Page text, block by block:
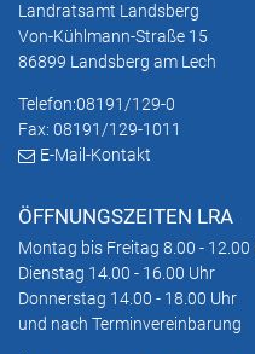
Landratsamt Landsberg
Von-Kühlmann-Straße 15
86899 Landsberg am Lech
Telefon:08191/129-0
Fax: 08191/129-1011
E-Mail-Kontakt
ÖFFNUNGSZEITEN LRA
Montag bis Freitag 8.00 - 12.00
Dienstag 14.00 - 16.00 Uhr
Donnerstag 14.00 - 18.00 Uhr
und nach Terminvereinbarung